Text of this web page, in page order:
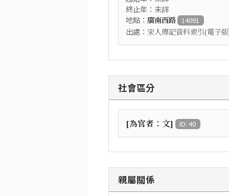
終止年：未詳
地點： 廣南西路 14091
出處： 宋人傳記資料索引(電子
社會區分
[為官者：文] ID: 40
親屬關係